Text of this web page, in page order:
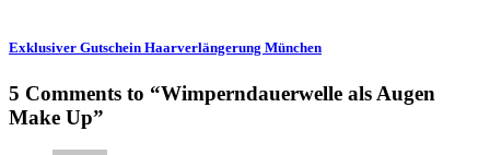
Exklusiver Gutschein Haarverlängerung München
5 Comments to “Wimperndauerwelle als Augen
Make Up”